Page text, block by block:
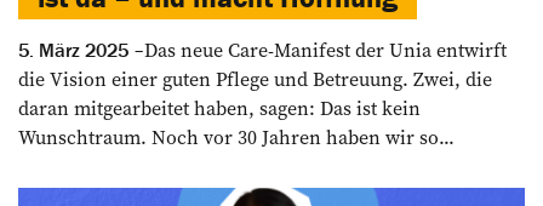
5. März 2025
Das neue Care-Manifest der Unia entwirft
die Vision einer guten Pflege und Betreuung. Zwei, die
daran mitgearbeitet haben, sagen: Das ist kein
Wunschtraum. Noch vor 30 Jahren haben wir so...